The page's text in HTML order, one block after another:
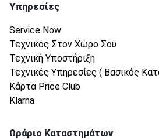
Υπηρεσίες
Service Now
Τεχνικός Στον Χώρο Σου
Τεχνική Υποστήριξη
Τεχνικές Υπηρεσίες ( Βασικός
Κάρτα Price Club
Klarna
Ωράριο Καταστημάτων